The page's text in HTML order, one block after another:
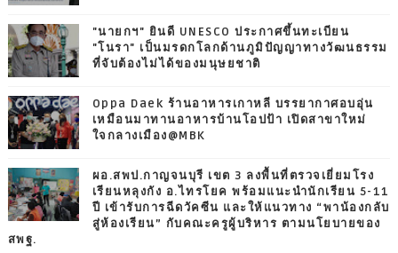
"นายกฯ" ยินดี UNESCO ประกาศขึ้นทะเบียน
"โนรา" เป็นมรดกโลกด้านภูมิปัญญาทางวัฒนธรรม
ที่จับต้องไม่ได้ของมนุษยชาติ
Oppa Daek ร้านอาหารเกาหลี บรรยากาศอบอุ่น
เหมือนมาทานอาหารบ้านโอปป้า เปิดสาขาใหม่
ใจกลางเมือง@MBK
ผอ.สพป.กาญจนบุรี เขต 3 ลงพื้นที่ตรวจเยี่ยมโรง
เรียนหลุงกัง อ.ไทรโยค พร้อมแนะนำนักเรียน 5-11
ปี เข้ารับการฉีดวัคซีน และให้แนวทาง “พาน้องกลับ
สู่ห้องเรียน” กับคณะครูผู้บริหาร ตามนโยบายของ
สพฐ.